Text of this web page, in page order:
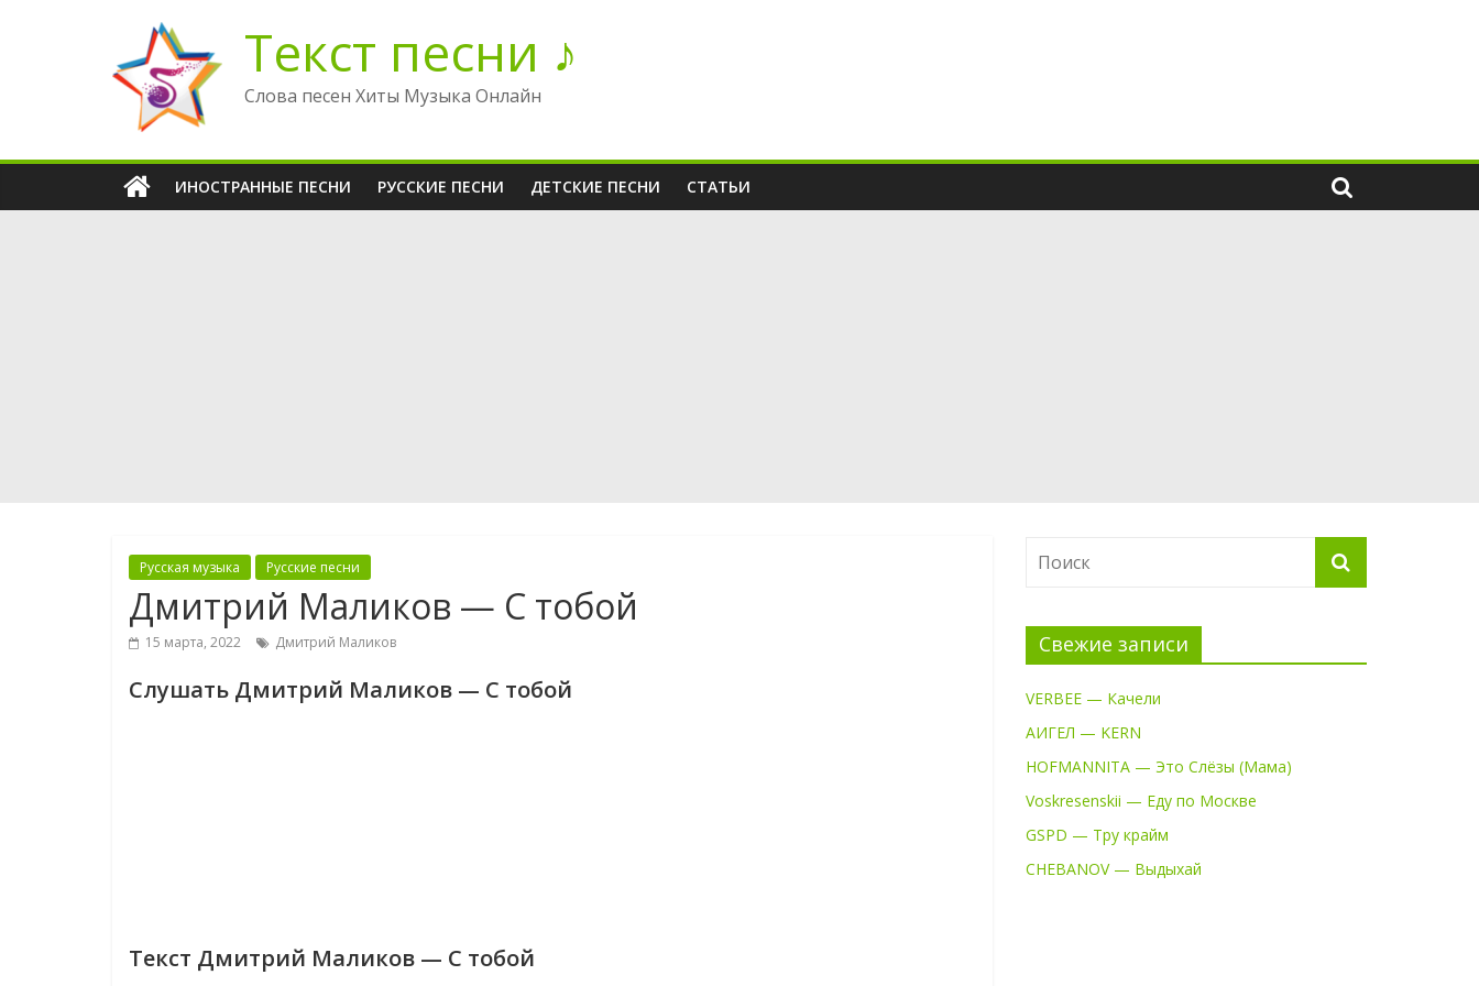
содержимому
Текст песни ♪
Слова песен Хиты Музыка Онлайн
ИНОСТРАННЫЕ ПЕСНИ РУССКИЕ ПЕСНИ ДЕТСКИЕ ПЕСНИ СТАТЬИ
Русская музыка Русские песни
Дмитрий Маликов — С тобой
15 марта, 2022 Дмитрий Маликов
Слушать Дмитрий Маликов — С тобой
Текст Дмитрий Маликов — С тобой
Свежие записи
VERBEE — Качели
АИГЕЛ — KERN
HOFMANNITA — Это Слёзы (Мама)
Voskresenskii — Еду по Москве
GSPD — Тру крайм
CHEBANOV — Выдыхай